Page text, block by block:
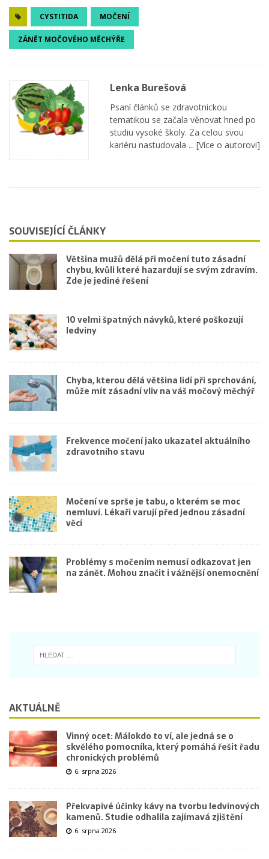
CYSTITIDA MOČENÍ
ZÁNĚT MOČOVÉHO MĚCHÝŘE
Lenka Burešová
Psaní článků se zdravotnickou
tematikou se začala věnovat hned po
studiu vysoké školy. Za celou svou
kariéru nastudovala ... [Více o autorovi]
SOUVISEJÍCÍ ČLÁNKY
Většina mužů dělá při močení tuto zásadní
chybu, kvůli které hazardují se svým zdravím.
Zde je jediné řešení
10 velmi špatných návyků, které poškozují
ledviny
Chyba, kterou dělá většina lidí při sprchování,
může mít zásadní vliv na váš močový měchýř
Frekvence močení jako ukazatel aktuálního
zdravotního stavu
Močení ve sprše je tabu, o kterém se moc
nemluví. Lékaři varují před jednou zásadní
věcí
Problémy s močením nemusí odkazovat jen
na zánět. Mohou značit i vážnější onemocnění
AKTUÁLNĚ
Vinný ocet: Málokdo to ví, ale jedná se o
skvělého pomocníka, který pomáhá řešit řadu
chronických problémů
6. srpna 2026
Překvapivé účinky kávy na tvorbu ledvinových
kamenů. Studie odhalila zajímavá zjištění
6. srpna 2026